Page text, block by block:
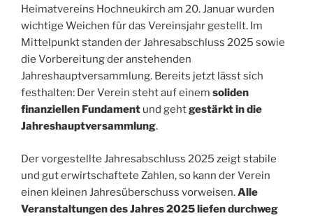
Heimatvereins Hochneukirch am 20. Januar wurden
wichtige Weichen für das Vereinsjahr gestellt. Im
Mittelpunkt standen der Jahresabschluss 2025 sowie
die Vorbereitung der anstehenden
Jahreshauptversammlung. Bereits jetzt lässt sich
festhalten: Der Verein steht auf einem soliden
finanziellen Fundament und gehtgestärkt in die
Jahreshauptversammlung.
Der vorgestellte Jahresabschluss 2025 zeigt stabile
und gut erwirtschaftete Zahlen, so kann der Verein
einen kleinen Jahresüberschuss vorweisen.Alle
Veranstaltungen des Jahres 2025 liefen durchweg